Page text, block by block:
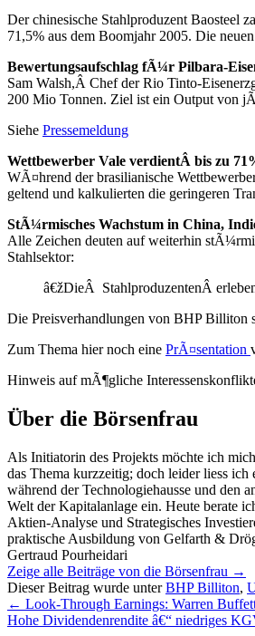
Der chinesische Stahlproduzent Baosteel
71,5% aus dem Boomjahr 2005. Die
Bewertungsaufschlag fÃ¼r Pilbara-
Sam Walsh,Â Chef der Rio Tinto-
200 Mio Tonnen. Ziel ist ein Output von
Siehe Pressemeldung
Wettbewerber Vale verdientÂ bis zu
WÃ¤hrend der brasilianische
geltend und kalkulierten die geringeren
StÃ¼rmisches Wachstum in China,
Alle Zeichen deuten auf weiterhin
Stahlsektor:
â€žDieÂ StahlproduzentenÂ
Die Preisverhandlungen von BHP Billiton
Zum Thema hier noch eine PrÃ¤sentation
Hinweis auf mÃ¶gliche
Über die Börsenfrau
Als Initiatorin des Projekts möchte ich
das Thema kurzzeitig; doch leider liess
während der Technologiehausse und den
Welt der Kapitalanlage ein. Heute berate
Aktien-Analyse und Strategisches
praktische Ausbildung von Gelfarth &
Gertraud Pourheidari
Zeige alle Beiträge von die Börsenfrau →
Dieser Beitrag wurde unterBHP Billiton,
← Look-Through Earnings: Warren
Hohe Dividendenrendite â€“ niedriges